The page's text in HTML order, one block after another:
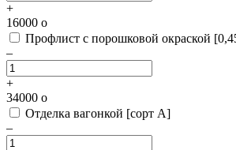
+
16000 o
Профлист с порошковой окраской
–
+
34000 o
Отделка вагонкой [сорт А]
–